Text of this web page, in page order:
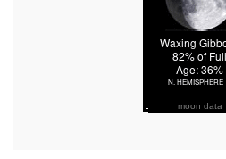
moon data